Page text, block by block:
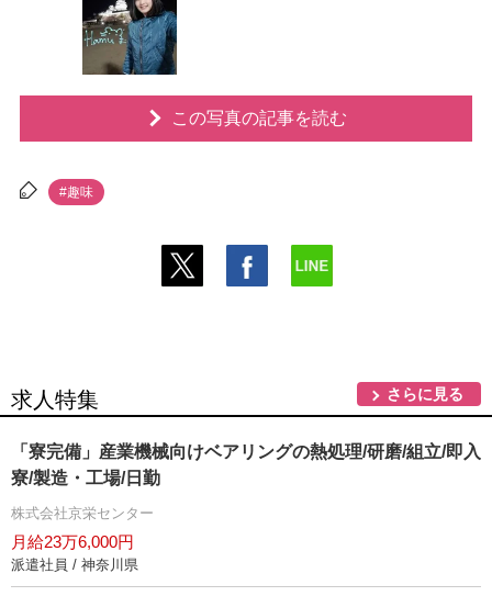
この写真の記事を読む
#趣味
求人特集 さらに見る
「寮完備」産業機械向けベアリングの熱処理/研磨/組立/即入
寮/製造・工場/日勤
株式会社京栄センター
月給23万6,000円
派遣社員 / 神奈川県